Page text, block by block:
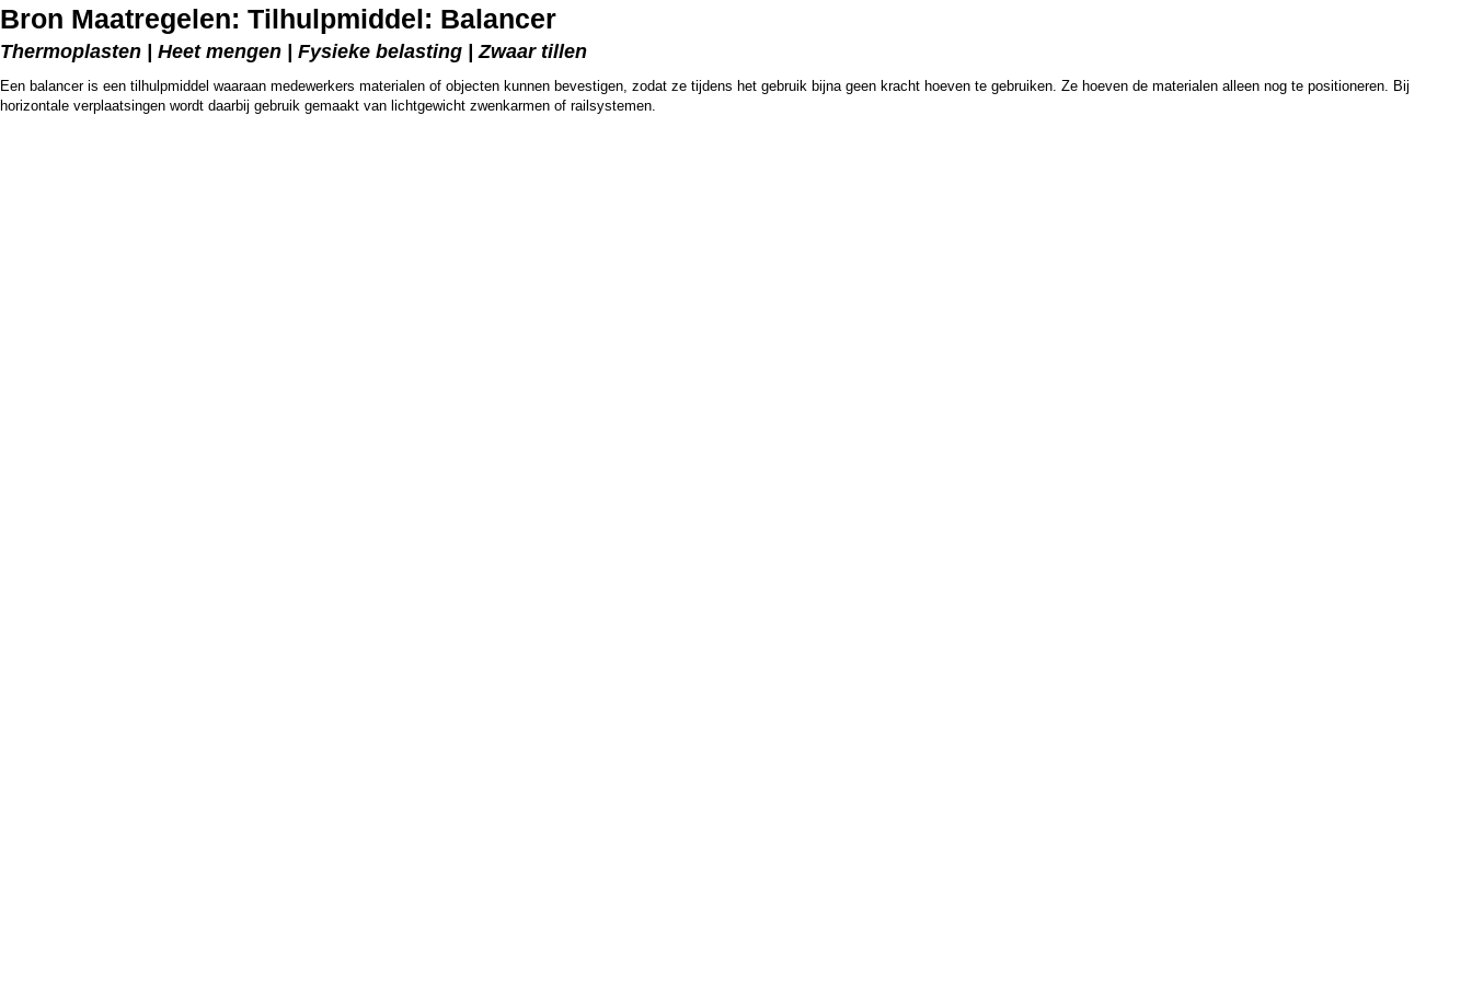
Bron Maatregelen: Tilhulpmiddel: Balancer
Thermoplasten | Heet mengen | Fysieke belasting | Zwaar tillen
Een balancer is een tilhulpmiddel waaraan medewerkers materialen of objecten kunnen bevestigen, zodat ze tijdens het gebruik bijna geen kracht hoeven te gebruiken. Ze hoeven de materialen alleen nog te positioneren. Bij
horizontale verplaatsingen wordt daarbij gebruik gemaakt van lichtgewicht zwenkarmen of railsystemen.